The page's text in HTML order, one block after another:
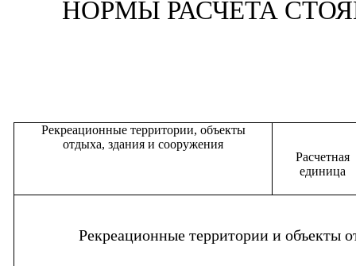
НОРМЫ РАСЧЕТА
Рекреационные территории, объекты
отдыха, здания и сооружения
Расчетная
единица
Рекреационные территории и объекты